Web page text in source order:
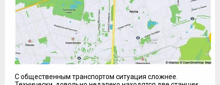
С общественным транспортом ситуация сложнее.